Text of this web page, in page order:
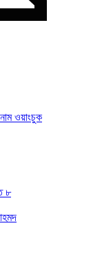
ওয়াংচুক
৮